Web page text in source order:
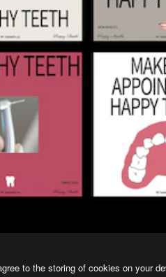
to the storing of cookies on your